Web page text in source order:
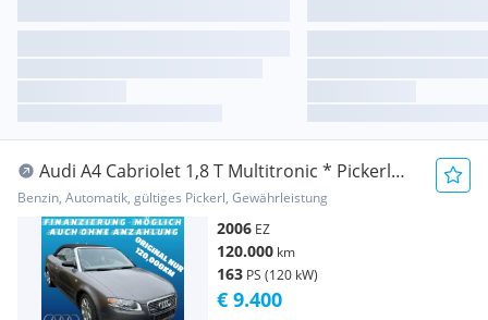
Audi A4 Cabriolet 1,8 T Multitronic * Pickerl
NEU bi...
Benzin, Automatik, gültiges Pickerl, Gewährleistung
2006 EZ
120.000 km
163 PS (120 kW)
€ 9.400